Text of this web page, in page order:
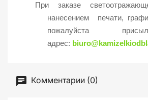
При заказе
нанесением печати,
пожалуйста
адрес:
Комментарии (0)